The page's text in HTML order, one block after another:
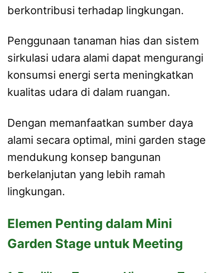
berkontribusi terhadap lingkungan.
Penggunaan tanaman hias dan sistem
sirkulasi udara alami dapat mengurangi
konsumsi energi serta meningkatkan
kualitas udara di dalam ruangan.
Dengan memanfaatkan sumber daya
alami secara optimal, mini garden stage
mendukung konsep bangunan
berkelanjutan yang lebih ramah
lingkungan.
Elemen Penting dalam Mini
Garden Stage untuk Meeting